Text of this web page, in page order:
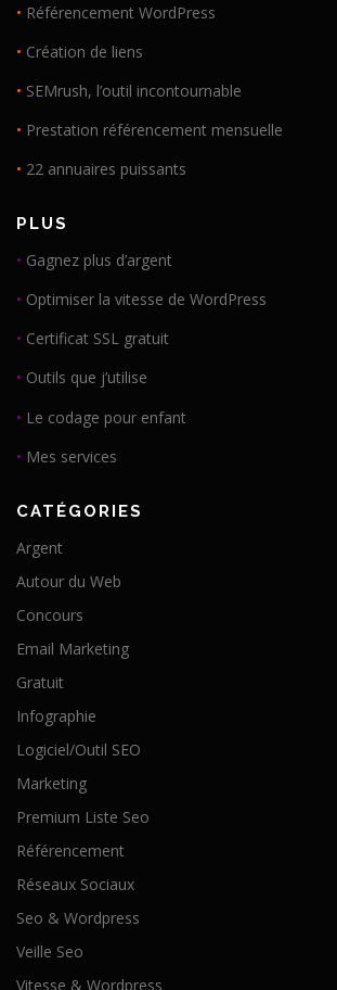
• Référencement WordPress
• Création de liens
• SEMrush, l’outil incontournable
• Prestation référencement mensuelle
• 22 annuaires puissants
PLUS
• Gagnez plus d’argent
• Optimiser la vitesse de WordPress
• Certificat SSL gratuit
• Outils que j’utilise
• Le codage pour enfant
• Mes services
CATÉGORIES
Argent
Autour du Web
Concours
Email Marketing
Gratuit
Infographie
Logiciel/Outil SEO
Marketing
Premium Liste Seo
Référencement
Réseaux Sociaux
Seo & Wordpress
Veille Seo
Vitesse & Wordpress